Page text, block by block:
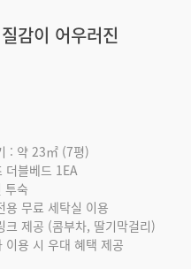
감이 어우러진
: 약 23㎡ (7평)
더블베드 1EA
투숙
용 무료 세탁실 이용
크 제공 (콤부차, 딸기막걸리)
이용 시 우대 혜택 제공